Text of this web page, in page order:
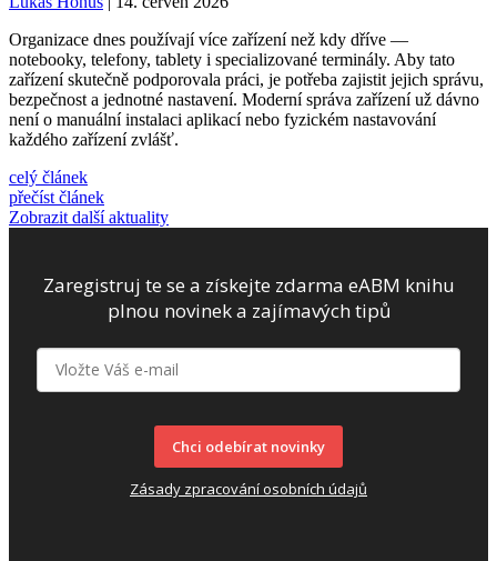
Organizace dnes používají více zařízení než kdy dříve —
notebooky, telefony, tablety i specializované terminály. Aby tato
zařízení skutečně podporovala práci, je potřeba zajistit jejich správu,
bezpečnost a jednotné nastavení. Moderní správa zařízení už dávno
není o manuální instalaci aplikací nebo fyzickém nastavování
každého zařízení zvlášť.
celý článek
přečíst článek
Zobrazit další aktuality
Zaregistruj te se a získejte zdarma eABM knihu
plnou novinek a zajímavých tipů
Chci odebírat novinky
Zásady zpracování osobních údajů